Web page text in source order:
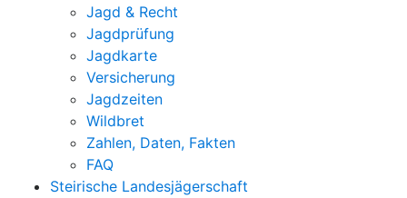
Jagd & Recht
Jagdprüfung
Jagdkarte
Versicherung
Jagdzeiten
Wildbret
Zahlen, Daten, Fakten
FAQ
Steirische Landesjägerschaft